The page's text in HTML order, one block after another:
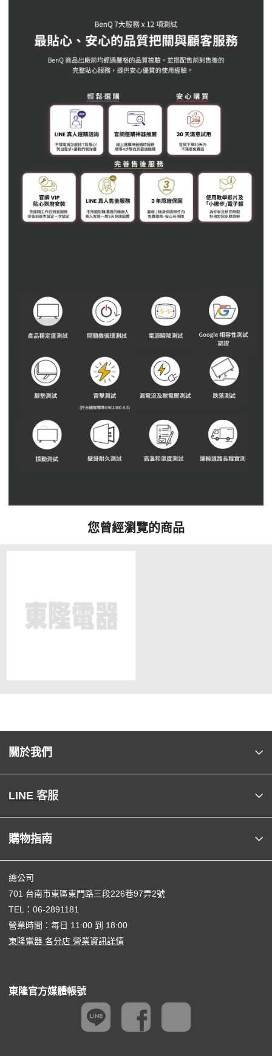
您曾經瀏覽的商品
關於我們
LINE 客服
購物指南
總公司
701 台南市東區東門路三段226巷97弄2號
TEL： 06-2891181
營業時間：每日 11:00 到 18:00
東隆電器 各分店 營業資訊詳情
東隆官方媒體帳號